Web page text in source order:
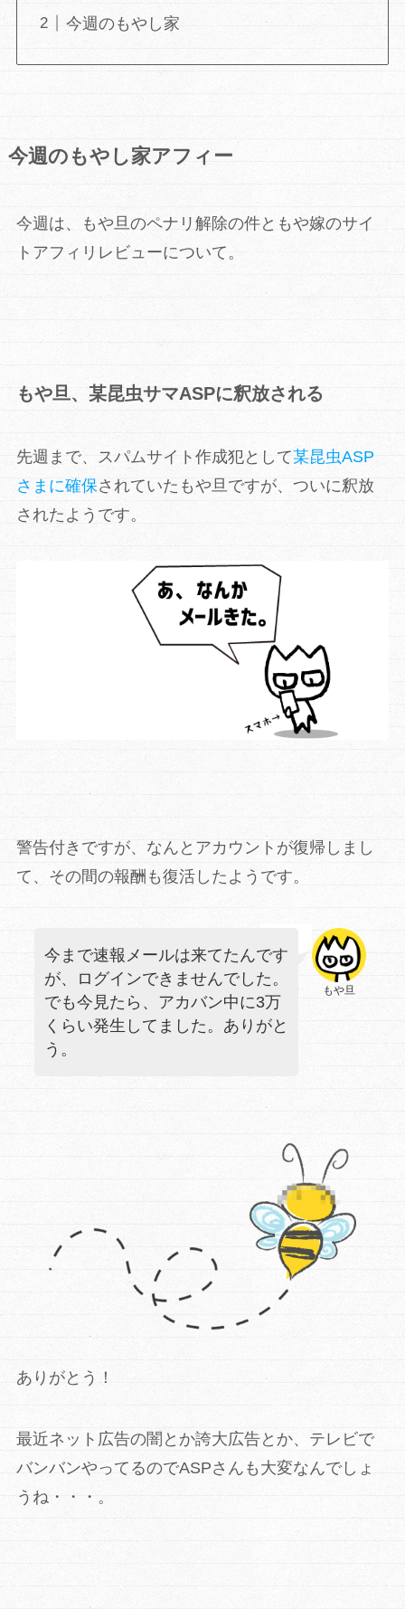
今週のもやし家
今週のもやし家アフィー
今週は、もや旦のペナリ解除の件ともや嫁のサイ
トアフィリレビューについて。
もや旦、某昆虫サマASPに釈放される
先週まで、スパムサイト作成犯として某昆虫ASP
さまに確保されていたもや旦ですが、ついに釈放
されたようです。
警告付きですが、なんとアカウントが復帰しまし
て、その間の報酬も復活したようです。
もや旦
今まで速報メールは来てたんです
が、ログインできませんでした。
でも今見たら、アカバン中に3万
くらい発生してました。ありがと
う。
ありがとう！
最近ネット広告の闇とか誇大広告とか、テレビで
バンバンやってるのでASPさんも大変なんでしょ
うね・・・。